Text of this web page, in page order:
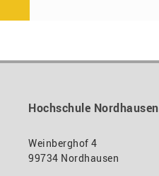
Hochschule Nordhausen
Weinberghof 4
99734 Nordhausen